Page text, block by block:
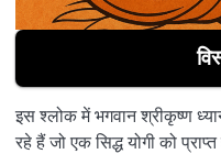
इस श्लोक में भगवान श्रीकृष्ण
रहे हैं जो एक सिद्ध योगी को प्राप्त